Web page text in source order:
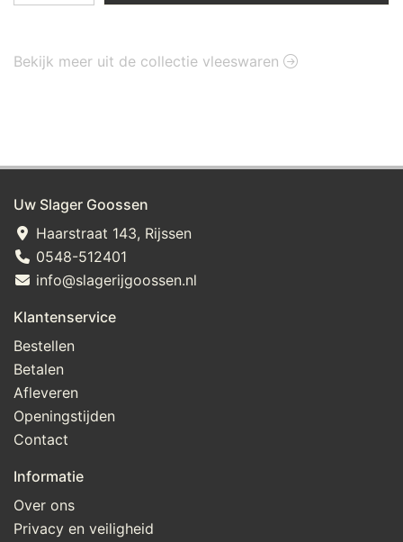
Bekijk meer uit de collectie vleeswaren
Uw Slager Goossen
Haarstraat 143, Rijssen
0548-512401
info@slagerijgoossen.nl
Klantenservice
Bestellen
Betalen
Afleveren
Openingstijden
Contact
Informatie
Over ons
Privacy en veiligheid